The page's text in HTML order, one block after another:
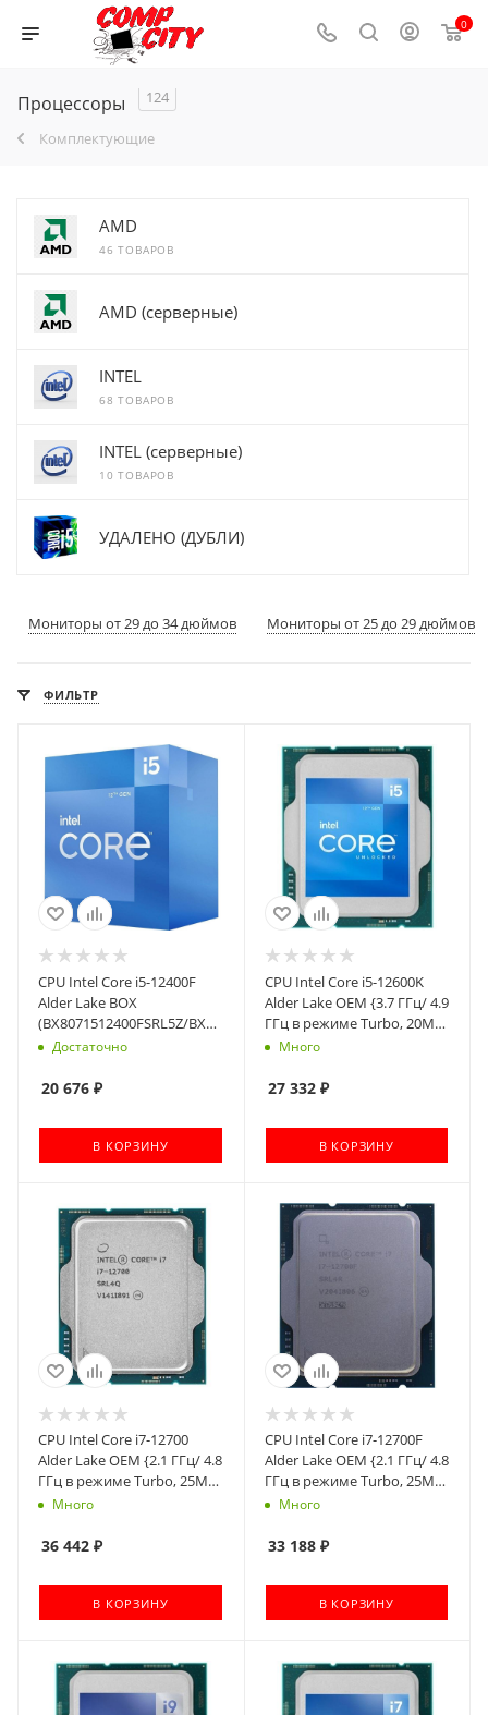
0
Процессоры 124
Комплектующие
AMD
46 ТОВАРОВ
AMD (серверные)
INTEL
68 ТОВАРОВ
INTEL (серверные)
10 ТОВАРОВ
УДАЛЕНО (ДУБЛИ)
Мониторы от 29 до 34 дюймов Мониторы от 25 до 29 дюймов
ФИЛЬТР
CPU Intel Core i5-12400F
Alder Lake BOX
(BX8071512400FSRL5Z/BX8071512400FSRL4W)
{2.5 ГГц/ 4.4 ГГц в режиме
Достаточно
20 676 ₽
В КОРЗИНУ
CPU Intel Core i5-12600K
Alder Lake OEM {3.7 ГГц/ 4.9
ГГц в режиме Turbo, 20MB,
Intel UHD Graphics 770,
Много
27 332₽
В КОРЗИНУ
CPU Intel Core i7-12700
Alder Lake OEM {2.1 ГГц/ 4.8
ГГц в режиме Turbo, 25MB,
Intel UHD Graphics 770,
Много
36 442 ₽
В КОРЗИНУ
CPU Intel Core i7-12700F
Alder Lake OEM {2.1 ГГц/ 4.8
ГГц в режиме Turbo, 25MB,
LGA1700}
Много
33 188₽
В КОРЗИНУ